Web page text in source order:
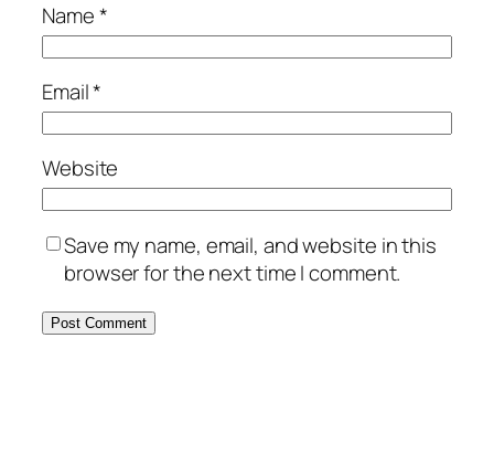
Name*
Email*
Website
Save my name, email, and website in this
browser for the next time I comment.